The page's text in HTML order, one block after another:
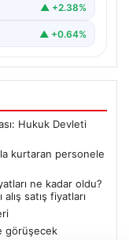
▲ +2.38%
▲ +0.64%
Hukuk Devleti
kurtaran personele
ne kadar oldu?
satış fiyatları
görüşecek